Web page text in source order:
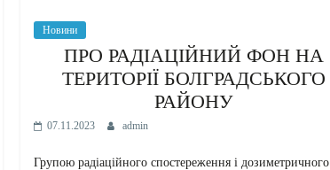
Новини
ПРО РАДІАЦІЙНИЙ ФОН НА
ТЕРИТОРІЇ БОЛГРАДСЬКОГО
РАЙОНУ
07.11.2023 admin
Групою радіаційного спостереження і дозиметричного